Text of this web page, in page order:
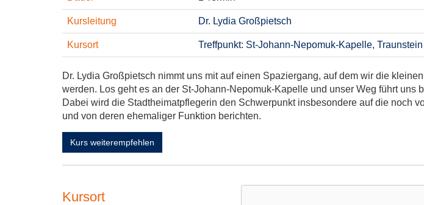
Kursleitung Dr. Lydia Großpietsch
Kursort Treffpunkt: St-Johann-Nepomuk-Kapelle, Traunstein
Dr. Lydia Großpietsch nimmt uns mit auf einen Spaziergang, auf dem wir die
werden. Los geht es an der St-Johann-Nepomuk-Kapelle und unser Weg führt
Dabei wird die Stadtheimatpflegerin den Schwerpunkt insbesondere auf die noch
und von deren ehemaliger Funktion berichten.
Kurs weiterempfehlen
Kursort